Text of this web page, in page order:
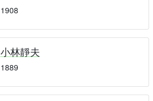
1908
小林靜夫
1889